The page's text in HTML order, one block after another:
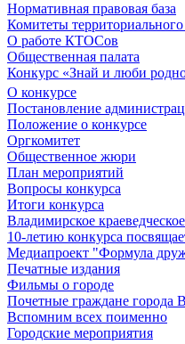
Нормативная правовая база
Комитеты
О работе КТОСов
Общественная палата
Конкурс «Знай и люби
О конкурсе
Постановление
Положение о конкурсе
Оргкомитет
Общественное жюри
План мероприятий
Вопросы конкурса
Итоги конкурса
Владимирское
10-летию конкурса
Медиапроект "Формула
Печатные издания
Фильмы о городе
Почетные граждане города
Вспомним всех поименно
Городские мероприятия